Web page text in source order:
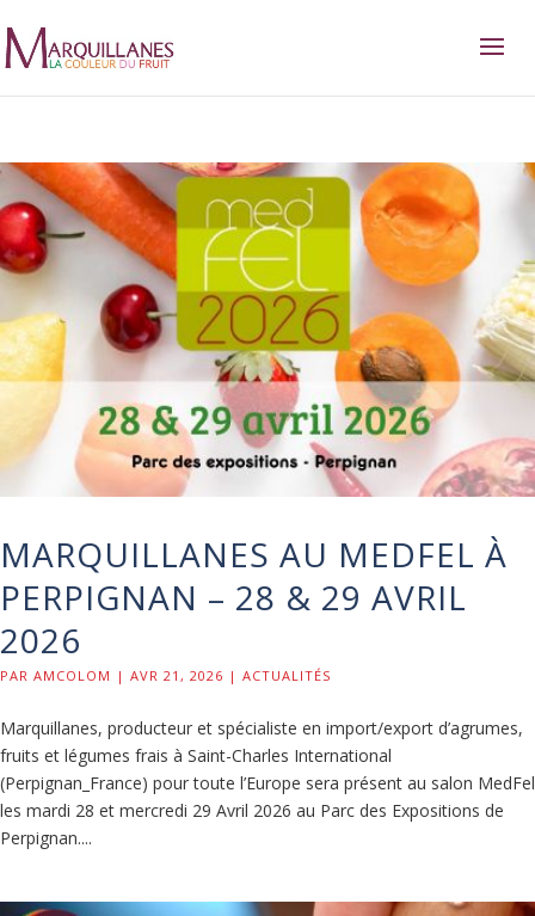
MARQUILLANES AU MEDFEL À
PERPIGNAN – 28 & 29 AVRIL
2026
PAR AMCOLOM | AVR 21, 2026 | ACTUALITÉS
Marquillanes, producteur et spécialiste en import/export d’agrumes,
fruits et légumes frais à Saint-Charles International
(Perpignan_France) pour toute l’Europe sera présent au salon MedFel
les mardi 28 et mercredi 29 Avril 2026 au Parc des Expositions de
Perpignan....